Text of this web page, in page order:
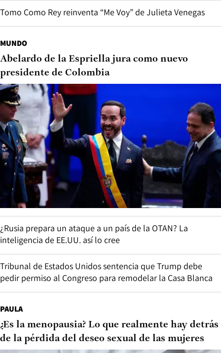
Tomo Como Rey reinventa “Me Voy” de Julieta Venegas
MUNDO
Abelardo de la Espriella jura como nuevo
presidente de Colombia
¿Rusia prepara un ataque a un país de la OTAN? La
inteligencia de EE.UU. así lo cree
Tribunal de Estados Unidos sentencia que Trump debe
pedir permiso al Congreso para remodelar la Casa Blanca
PAULA
¿Es la menopausia? Lo que realmente hay detrás
de la pérdida del deseo sexual de las mujeres